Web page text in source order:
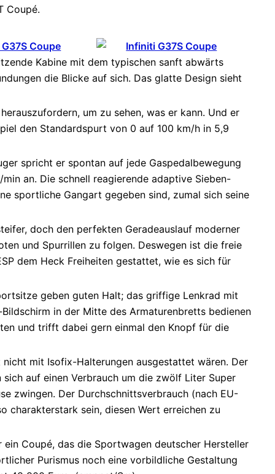
Coupé.
Kabine mit dem typischen sanft abwärts
die Blicke auf sich. Das glatte Design sieht
um zu sehen, was er kann. Und er
den Standardspurt von 0 auf 100 km/h in 5,9
spricht er spontan auf jede Gaspedalbewegung
an. Die schnell reagierende adaptive Sieben-
sportliche Gangart gegeben sind, zumal sich seine
doch den perfekten Geradeauslauf moderner
und Spurrillen zu folgen. Deswegen ist die freie
dem Heck Freiheiten gestattet, wie es sich für
geben guten Halt; das griffige Lenkrad mit
in der Mitte des Armaturenbretts bedienen
und trifft dabei gern einmal den Knopf für die
mit Isofix-Halterungen ausgestattet wären. Der
auf einen Verbrauch um die zwölf Liter Super
zwingen. Der Durchschnittsverbrauch (nach EU-
charakterstark sein, diesen Wert erreichen zu
Coupé, das die Sportwagen deutscher Hersteller
Purismus noch eine vorbildliche Gestaltung